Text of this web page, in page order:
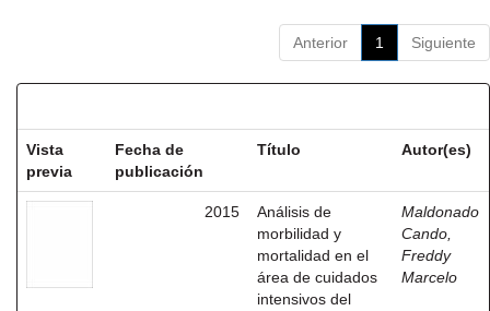
Anterior 1 Siguiente
Vista
previa
Fecha de
publicación
Título Autor(es)
2015
Análisis de
morbilidad y
mortalidad en el
área de cuidados
intensivos del
Maldonado
Cando,
Freddy
Marcelo